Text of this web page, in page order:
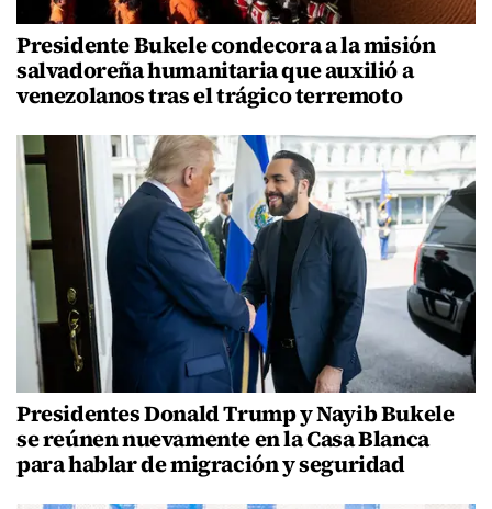
Presidente Bukele condecora a la misión
salvadoreña humanitaria que auxilió a
venezolanos tras el trágico terremoto
Presidentes Donald Trump y Nayib Bukele
se reúnen nuevamente en la Casa Blanca
para hablar de migración y seguridad